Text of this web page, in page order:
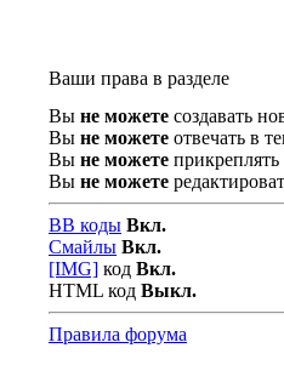
Ваши права в разделе
Вы не можете создавать
Вы не можете отвечать в
Вы не можете
Вы не можете
BB коды Вкл.
Смайлы Вкл.
[IMG] код Вкл.
HTML код Выкл.
Правила форума